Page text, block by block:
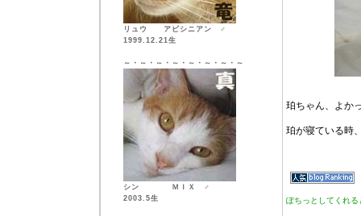
リュウ アビシニアン ♂
1999.12.21生
～・～・～・～・～・～・～・～
シン ＭＩＸ ♂
2003.5生
珀ちゃん、よか
珀が寝ている時
ぽちっとしてくれ